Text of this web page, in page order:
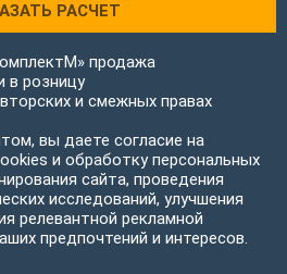
РАСЧЕТ
продажа
в розницу
и смежных правах
вы даете согласие на
и обработку персональных
сайта, проведения
исследований, улучшения
релевантной рекламной
предпочтений и интересов.